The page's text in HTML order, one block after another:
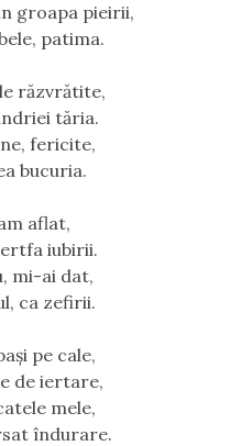
groapa pieirii,
patima.
răzvrătite,
tăria.
fericite,
bucuria.
aflat,
iubirii.
mi-ai dat,
ca zefirii.
pe cale,
de iertare,
mele,
îndurare.